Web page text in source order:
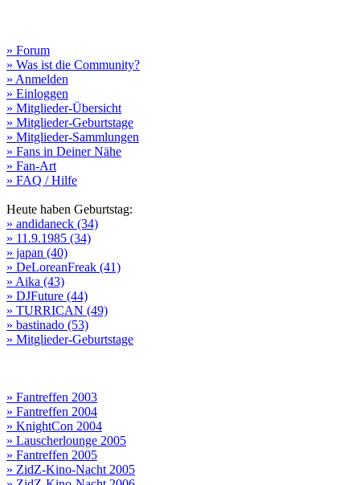
» Forum
» Was ist die Community?
» Anmelden
» Einloggen
» Mitglieder-Übersicht
» Mitglieder-Geburtstage
» Mitglieder-Sammlungen
» Fans in Deiner Nähe
» Fan-Art
» FAQ / Hilfe
Heute haben Geburtstag:
» andidaneck (34)
» 11.9.1985 (34)
» japan (40)
» DeLoreanFreak (41)
» Aika (43)
» DJFuture (44)
» TURRICAN (49)
» bastinado (53)
» Mitglieder-Geburtstage
» Fantreffen 2003
» Fantreffen 2004
» KnightCon 2004
» Lauscherlounge 2005
» Fantreffen 2005
» ZidZ-Kino-Nacht 2005